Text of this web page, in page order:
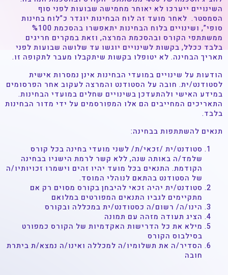
השינויים ייערכו לא יאוחר מחמישה שבועות לפני סוף
הסמסטר. לאחר מועד זה לוח הבחינות יוגדר כ”לוח בחינות
סופי”, ושינויים בלוח הבחינות יתאפשרו בהסכמת %100
ממשתתפי הקורס ובהסכמת המרצה, וזאת במקרים חריגים
בלבד ככלל, בקשות לשינויים יוגשו עד שלושה שבועות לפני
תאריך הבחינה. לא יטופלו בקשות שיתקבלו מעבר לתקופה זו.
הודעות על שינויים במועדי הבחינות אינן נמסרות אישית
לסטודנט/ית. חובה על הסטודנט והמרצה לעקוב אחר הפרסומים
במידע האישי ולהתעדכן בשינויים שחלים במועדי הבחינות.
התאריכים המחייבים הם אלו המפורסמים על ידי מדור הבחינות
בלבד.
תנאים להשתתפות בבחינה:
סטודנט/ית /זכאי/ת/ לשני מועדי בחינה בכל קורס
שלמד/ה באותה שנה, ללא קשר לרמת הישגיו בבחינה
הקודמת. התנאים בכל מועד יהיו זהים וישמרו זכויותיו/ה
של הסטודנט בהתאם לנוהלי המוסד.
סטודנט/ית יהיה זכאי להיבחן בקורס מסוים רק אם
מתקיימים לגביו התנאים המפורטים במלואם
הינו/ה/ רשום/ה כסטודנט/ית במכללה ובקורס
הציג תעודה מזהה עם תמונה
מילא את כל הדרישות האקדמיות של הקורס כמפורט
בסילבוס הקורס
הסדיר/ה את תשלומיו/ה למכללה ואינו/ה נמצא/ת ביתרת
חובה